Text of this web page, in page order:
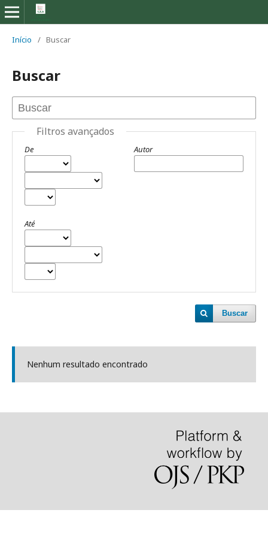
Início / Buscar
Buscar
Filtros avançados
De
Até
Autor
Buscar
Nenhum resultado encontrado